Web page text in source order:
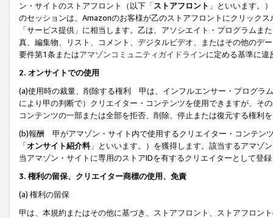
ン・サイトのストアフロント（以下「ストアフロント 」といいます。
のセッションは、Amazonのお客様が乙のストアフロントにクリック
「サービス提供」に相当します。乙は、アソシエイト・プログラム
真、編集物、リスト、コメント、デジタルビデオ、またはその他のデ
要件第1条またはアマゾンコミュニティガイドラインに定める基準に違
2. オンサイトでの使用
(a)使用時の裁量、削除する権利 甲は、インフルエンサー・プログラ
により甲の判断で）クリエイター・コンテンツを使用できますが、そ
コンテンツの一部または全部を拒否、削除、停止または復元する権利
(b)報酬 甲がアマゾン・サイト内で使用するクリエイター・コンテン
「オンサイト紹介料」といいます。）を獲得します。該当するアマゾ
当アマゾン・サイトに専用のストアIDを有するクリエイターとして登
3. 権利の留保、クリエイター商標の使用、免責
(a) 権利の留保
甲は、本規約またはその他に基づき、ストアフロント、ストアフロン